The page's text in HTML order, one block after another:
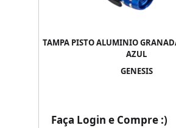
TAMPA PISTO ALUMINIO
AZUL
GENESIS
Faça Login e Compre :)